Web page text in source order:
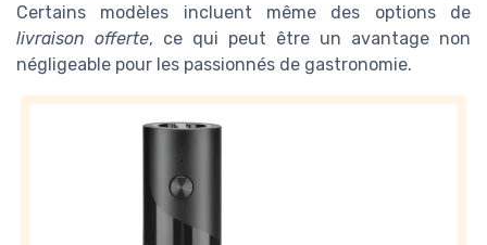
Certains modèles incluent même des options de
livraison offerte, ce qui peut être un avantage non
négligeable pour les passionnés de gastronomie.